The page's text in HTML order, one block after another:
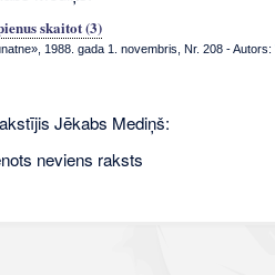
skaitot (3)
1988. gada 1. novembris, Nr. 208- Autors:
Jēkabs Mediņš:
neviens raksts